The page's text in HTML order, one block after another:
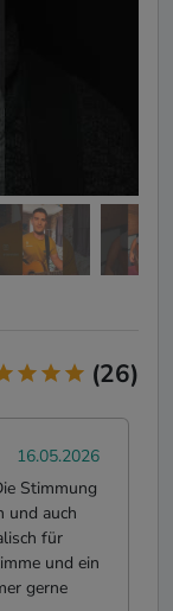
(26)
16.05.2026
Stimmung
und auch
für
und ein
gerne